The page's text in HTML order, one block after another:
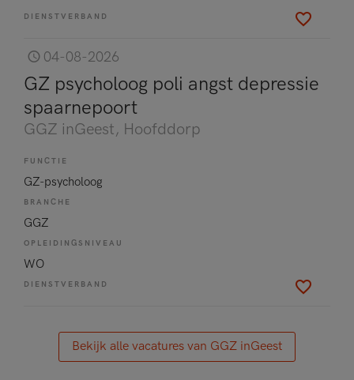
DIENSTVERBAND
04-08-2026
GZ psycholoog poli angst depressie
spaarnepoort
GGZ inGeest, Hoofddorp
FUNCTIE
GZ-psycholoog
BRANCHE
GGZ
OPLEIDINGSNIVEAU
WO
DIENSTVERBAND
Bekijk alle vacatures van GGZ inGeest